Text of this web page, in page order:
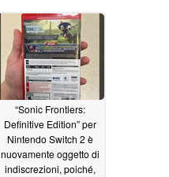
“Sonic Frontiers:
Definitive Edition” per
Nintendo Switch 2 è
nuovamente oggetto di
indiscrezioni, poiché,